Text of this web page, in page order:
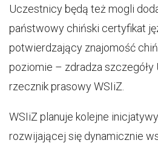
Uczestnicy będą też mogli
państwowy chiński certyfikat
potwierdzający znajomość
poziomie – zdradza szczegóły
rzecznik prasowy WSIiZ.
WSIiZ planuje kolejne
rozwijającej się dynamicznie